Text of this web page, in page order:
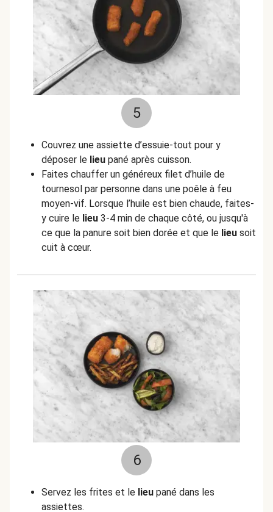
5
Couvrez une assiette d’essuie-tout pour y
déposer le lieu pané après cuisson.
Faites chauffer un généreux filet d’huile de
tournesol par personne dans une poêle à feu
moyen-vif. Lorsque l’huile est bien chaude, faites-
y cuire le lieu 3-4 min de chaque côté, ou jusqu'à
ce que la panure soit bien dorée et que le lieu soit
cuit à cœur.
6
Servez les frites et le lieu pané dans les
assiettes.